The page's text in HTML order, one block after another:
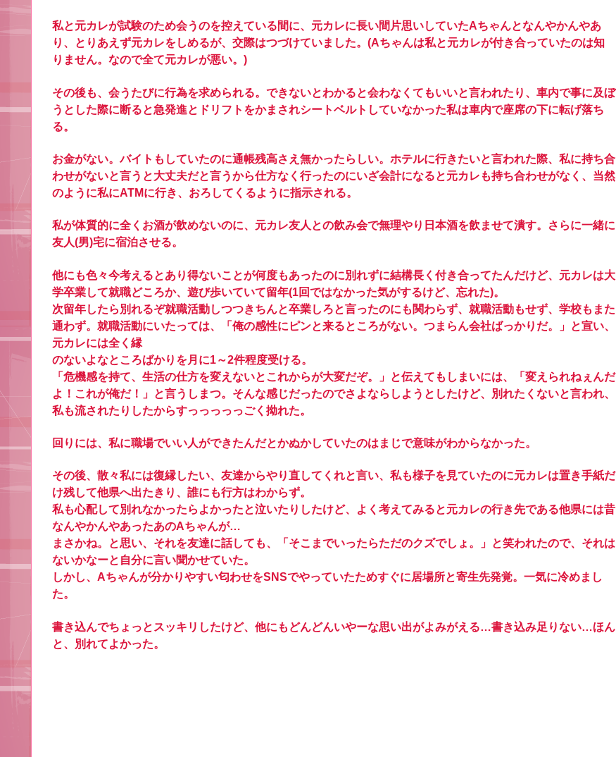
私と元カレが試験のため会うのを控えている間に、元カレに長い間片思いしていたAちゃんとなんやかんやあ
り、とりあえず元カレをしめるが、交際はつづけていました。(Aちゃんは私と元カレが付き合っていたのは知
りません。なので全て元カレが悪い。)
その後も、会うたびに行為を求められる。できないとわかると会わなくてもいいと言われたり、車内で事に及ぼ
うとした際に断ると急発進とドリフトをかまされシートベルトしていなかった私は車内で座席の下に転げ落ち
る。
お金がない。バイトもしていたのに通帳残高さえ無かったらしい。ホテルに行きたいと言われた際、私に持ち合
わせがないと言うと大丈夫だと言うから仕方なく行ったのにいざ会計になると元カレも持ち合わせがなく、当然
のように私にATMに行き、おろしてくるように指示される。
私が体質的に全くお酒が飲めないのに、元カレ友人との飲み会で無理やり日本酒を飲ませて潰す。さらに一緒に
友人(男)宅に宿泊させる。
他にも色々今考えるとあり得ないことが何度もあったのに別れずに結構長く付き合ってたんだけど、元カレは大
学卒業して就職どころか、遊び歩いていて留年(1回ではなかった気がするけど、忘れた)。
次留年したら別れるぞ就職活動しつつきちんと卒業しろと言ったのにも関わらず、就職活動もせず、学校もまた
通わず。就職活動にいたっては、「俺の感性にピンと来るところがない。つまらん会社ばっかりだ。」と宣い、
元カレには全く縁
のないよなところばかりを月に1～2件程度受ける。
「危機感を持て、生活の仕方を変えないとこれからが大変だぞ。」と伝えてもしまいには、「変えられねぇんだ
よ！これが俺だ！」と言うしまつ。そんな感じだったのでさよならしようとしたけど、別れたくないと言われ、
私も流されたりしたからすっっっっっごく拗れた。
回りには、私に職場でいい人ができたんだとかぬかしていたのはまじで意味がわからなかった。
その後、散々私には復縁したい、友達からやり直してくれと言い、私も様子を見ていたのに元カレは置き手紙だ
け残して他県へ出たきり、誰にも行方はわからず。
私も心配して別れなかったらよかったと泣いたりしたけど、よく考えてみると元カレの行き先である他県には昔
なんやかんやあったあのAちゃんが…
まさかね。と思い、それを友達に話しても、「そこまでいったらただのクズでしょ。」と笑われたので、それは
ないかなーと自分に言い聞かせていた。
しかし、Aちゃんが分かりやすい匂わせをSNSでやっていたためすぐに居場所と寄生先発覚。一気に冷めまし
た。
書き込んでちょっとスッキリしたけど、他にもどんどんいやーな思い出がよみがえる…書き込み足りない…ほん
と、別れてよかった。